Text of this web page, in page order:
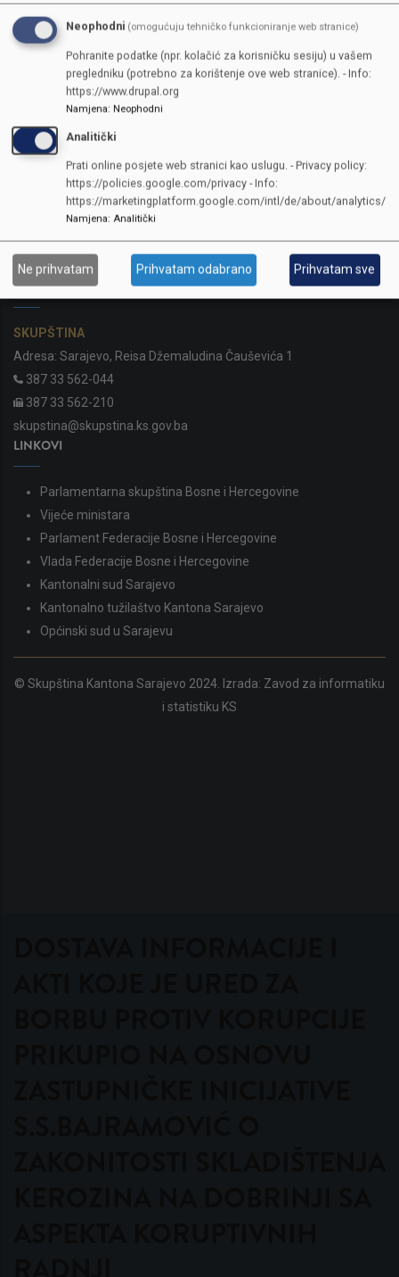
KONTAKTI
SKUPŠTINA
Adresa: Sarajevo, Reisa Džemaludina Čauševića 1
387 33 562-044
387 33 562-210
skupstina@skupstina.ks.gov.ba
LINKOVI
Parlamentarna skupština Bosne i Hercegovine
Vijeće ministara
Parlament Federacije Bosne i Hercegovine
Vlada Federacije Bosne i Hercegovine
Kantonalni sud Sarajevo
Kantonalno tužilaštvo Kantona Sarajevo
Općinski sud u Sarajevu
© Skupština Kantona Sarajevo 2024. Izrada: Zavod za informatiku
i statistiku KS
Neophodni (omogućuju tehničko funkcioniranje web stranice)
Pohranite podatke (npr. kolačić za korisničku sesiju) u vašem
pregledniku (potrebno za korištenje ove web stranice). - Info:
https://www.drupal.org
Namjena: Neophodni
Analitički
Prati online posjete web stranici kao uslugu. - Privacy policy:
https://policies.google.com/privacy - Info:
https://marketingplatform.google.com/intl/de/about/analytics/
Namjena: Analitički
Ne prihvatam Prihvatam odabrano Prihvatam sve